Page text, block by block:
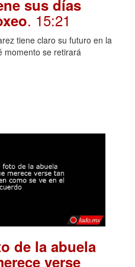
sus días
. 15:21
tiene claro su futuro en la
momento se retirará
de la abuela
verse